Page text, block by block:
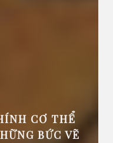
CƠ THỂ
BỨC VẼ